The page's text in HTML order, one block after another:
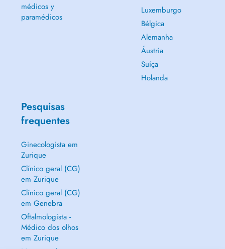
médicos y
paramédicos
Luxemburgo
Bélgica
Alemanha
Áustria
Suíça
Holanda
Pesquisas
frequentes
Ginecologista em
Zurique
Clínico geral (CG)
em Zurique
Clínico geral (CG)
em Genebra
Oftalmologista -
Médico dos olhos
em Zurique